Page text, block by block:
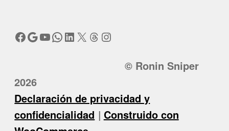
Facebook
Google
YouTube
WhatsApp
LinkedIn
X Threads
Instagram
© Ronin Sniper
2026
Declaración de privacidad y
confidencialidad
Construido con